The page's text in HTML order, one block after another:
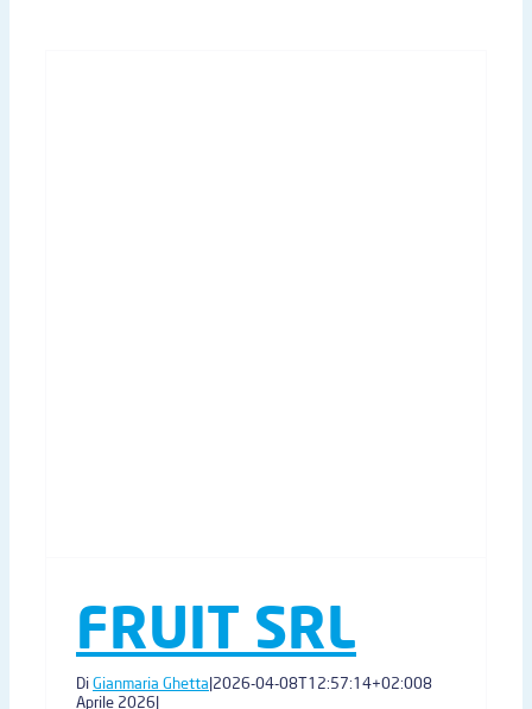
FRUIT SRL
DiGianmaria Ghetta|2026-04-08T12:57:14+02:008
Aprile 2026|